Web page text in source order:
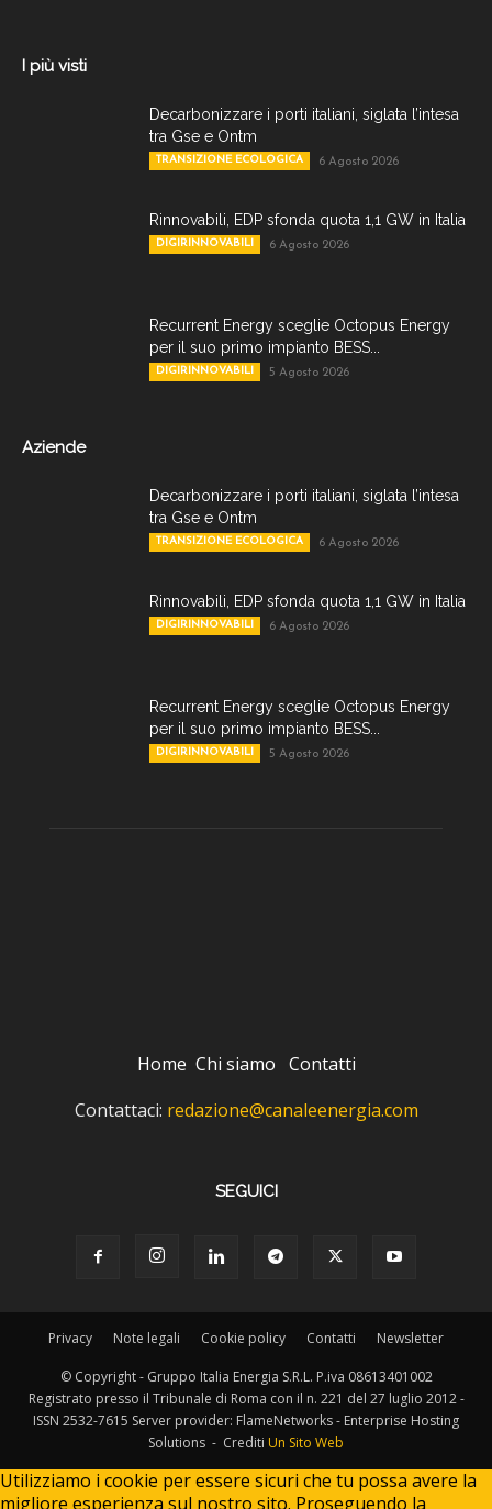
I più visti
Decarbonizzare i porti italiani, siglata l’intesa
tra Gse e Ontm
TRANSIZIONE ECOLOGICA 6 Agosto 2026
Rinnovabili, EDP sfonda quota 1,1 GW in Italia
DIGIRINNOVABILI 6 Agosto 2026
Recurrent Energy sceglie Octopus Energy
per il suo primo impianto BESS...
DIGIRINNOVABILI 5 Agosto 2026
Aziende
Decarbonizzare i porti italiani, siglata l’intesa
tra Gse e Ontm
TRANSIZIONE ECOLOGICA 6 Agosto 2026
Rinnovabili, EDP sfonda quota 1,1 GW in Italia
DIGIRINNOVABILI 6 Agosto 2026
Recurrent Energy sceglie Octopus Energy
per il suo primo impianto BESS...
DIGIRINNOVABILI 5 Agosto 2026
Home Chi siamo Contatti
Contattaci: redazione@canaleenergia.com
SEGUICI
Privacy Note legali Cookie policy Contatti Newsletter
© Copyright - Gruppo Italia Energia S.R.L. P.iva 08613401002
Registrato presso il Tribunale di Roma con il n. 221 del 27 luglio 2012 -
ISSN 2532-7615 Server provider: FlameNetworks - Enterprise Hosting
Solutions - Crediti Un Sito Web
Utilizziamo i cookie per essere sicuri che tu possa avere la
migliore esperienza sul nostro sito. Proseguendo la